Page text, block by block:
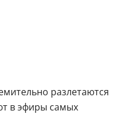
разлетаются
в эфиры самых